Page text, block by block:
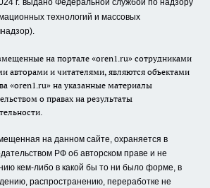
г. выдано Федеральной службой по надзору
технологий и массовых
на портале «oren1.ru» сотрудниками
авторами и читателями, являются объектами
«oren1.ru» на указанные материалы
о правах на результаты
на данном сайте, охраняется в
РФ об авторском праве и не
кем-либо в какой бы то ни было форме, в
распространению, переработке не